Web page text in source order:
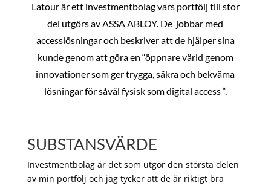
Latour är ett investmentbolag vars portfölj till stor
del utgörs av ASSA ABLOY. De jobbar med
accesslösningar och beskriver att de hjälper sina
kunde genom att göra en “öppnare värld genom
innovationer som ger trygga, säkra och bekväma
lösningar för såväl fysisk som digital access “.
SUBSTANSVÄRDE
Investmentbolag är det som utgör den största delen
av min portfölj och jag tycker att de är riktigt bra